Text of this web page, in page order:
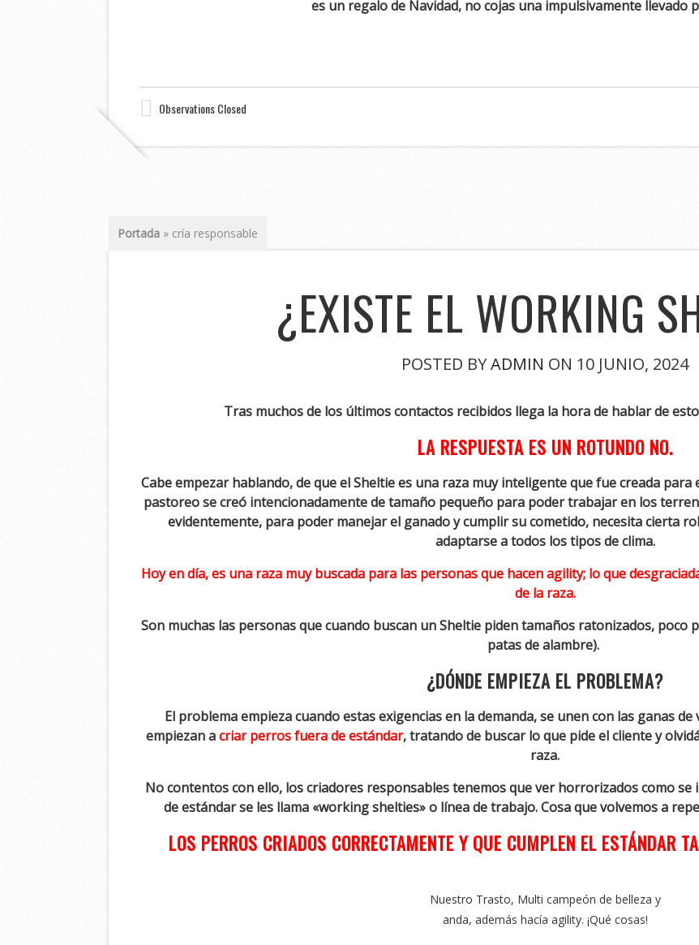
es un regalo de Navidad, no cojas una impulsivamente llevado
Observations Closed
Portada » cría responsable
¿EXISTE EL WORKING
POSTED BYADMIN ON 10 JUNIO, 2024
Tras muchos de los últimos contactos recibidos llega la hora de hablar de
LA RESPUESTA ES UN ROTUNDO NO.
Cabe empezar hablando, de que el Sheltie es una raza muy inteligente que fue creada
pastoreo se creó intencionadamente de tamaño pequeño para poder trabajar en los
evidentemente, para poder manejar el ganado y cumplir su cometido, necesita cierta
adaptarse a todos los tipos de clima.
Hoy en día, es una raza muy buscada para las personas que hacen agility; lo que
de la raza.
Son muchas las personas que cuando buscan un Sheltie piden tamaños ratonizados, poco
patas de alambre).
¿DÓNDE EMPIEZA EL PROBLEMA?
El problema empieza cuando estas exigencias en la demanda, se unen con las ganas
empiezan acriar perros fuera de estándar, tratando de buscar lo que pide el cliente y
raza.
No contentos con ello, los criadores responsables tenemos que ver horrorizados como
de estándar se les llama «working shelties» o línea de trabajo. Cosa que volvemos a
LOS PERROS CRIADOS CORRECTAMENTE Y QUE CUMPLEN EL ESTÁNDAR
Nuestro Trasto, Multi campeón de belleza y
anda, además hacía agility. ¡Qué cosas!